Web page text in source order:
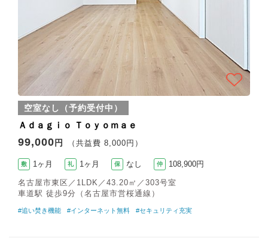
空室なし（予約受付中）
Ａｄａｇｉｏ Ｔｏｙｏｍａｅ
99,000 円 （共益費 8,000円）
敷 1ヶ月 礼 1ヶ月 保 なし 仲 108,900円
名古屋市東区／1LDK／43.20㎡／303号室
車道駅 徒歩9分（名古屋市営桜通線）
#追い焚き機能 #インターネット無料 #セキュリティ充実